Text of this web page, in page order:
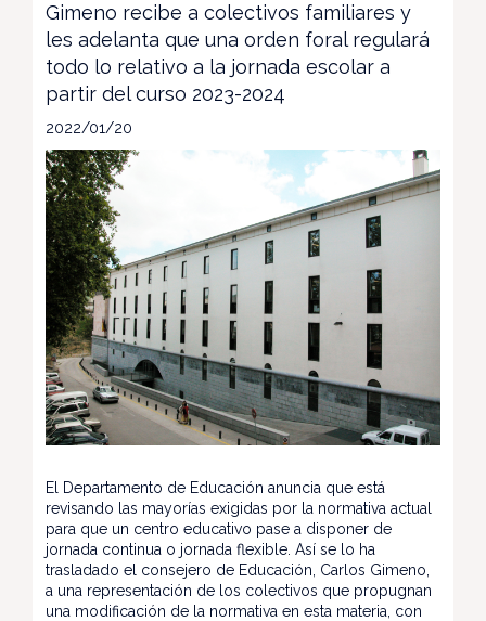
Gimeno recibe a colectivos familiares y
les adelanta que una orden foral regulará
todo lo relativo a la jornada escolar a
partir del curso 2023-2024
2022/01/20
El Departamento de Educación anuncia que está
revisando las mayorías exigidas por la normativa actual
para que un centro educativo pase a disponer de
jornada continua o jornada flexible. Así se lo ha
trasladado el consejero de Educación, Carlos Gimeno,
a una representación de los colectivos que propugnan
una modificación de la normativa en esta materia, con